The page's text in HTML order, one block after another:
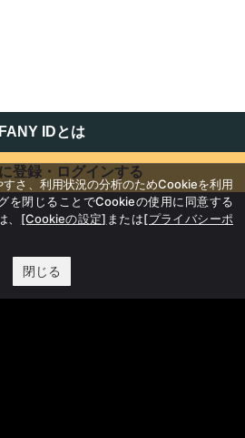
FANY IDとは
登録・ログインする
さ、利用状況の分析のためCookieを利用
を閉じることでCookieの使用に同意する
[Cookieの設定] または[プライバシーポ
閉じる